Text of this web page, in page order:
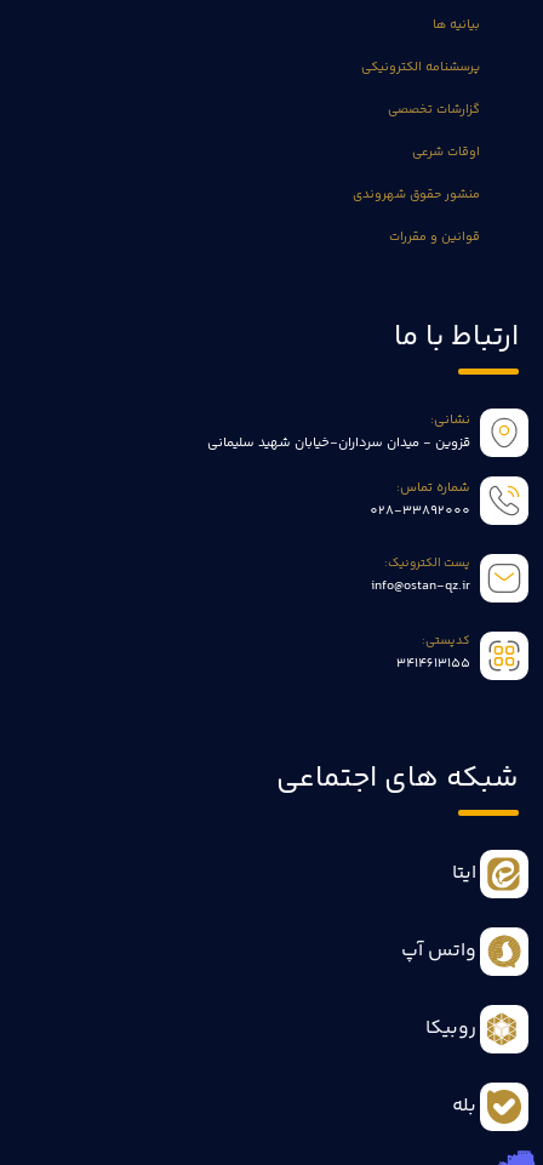
بیانیه ها
پرسشنامه الکترونیکی
گزارشات تخصصی
اوقات شرعی
منشور حقوق شهروندی
قوانین و مقررات
ارتباط با ما
نشانی:
قزوین - میدان سرداران-خیابان شهید سلیمانی
شماره تماس:
028-33892000
پست الکترونیک:
info@ostan-qz.ir
کدپستی:
3414613155
شبکه های اجتماعی
ایتا
واتس آپ
روبیکا
بله